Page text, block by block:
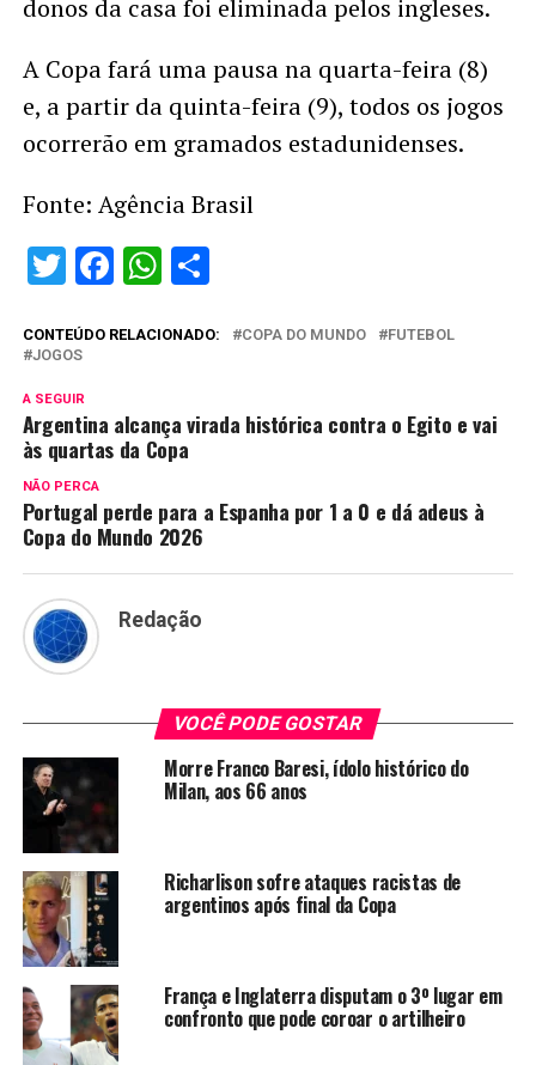
donos da casa foi eliminada pelos ingleses.
A Copa fará uma pausa na quarta-feira (8)
e, a partir da quinta-feira (9), todos os jogos
ocorrerão em gramados estadunidenses.
Fonte: Agência Brasil
Twitter
Facebook
WhatsApp
Share
CONTEÚDO RELACIONADO: COPA DO MUNDO
FUTEBOL
JOGOS
A SEGUIR
Argentina alcança virada histórica contra o Egito e vai
às quartas da Copa
NÃO PERCA
Portugal perde para a Espanha por 1 a 0 e dá adeus à
Copa do Mundo 2026
Redação
VOCÊ PODE GOSTAR
Morre Franco Baresi, ídolo histórico do
Milan, aos 66 anos
Richarlison sofre ataques racistas de
argentinos após final da Copa
França e Inglaterra disputam o 3º lugar em
confronto que pode coroar o artilheiro